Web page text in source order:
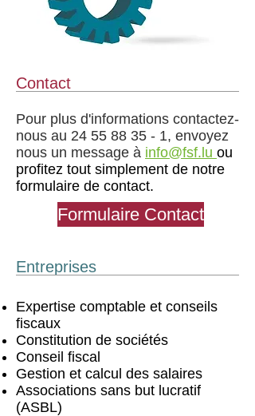
Contact
Pour plus d'informations contactez-
nous au 24 55 88 35 - 1, envoyez
nous un message à info@fsf.lu ou
profitez tout simplement de notre
formulaire de contact.
Formulaire Contact
Entreprises
Expertise comptable et conseils
fiscaux
Constitution de sociétés
Conseil fiscal
Gestion et calcul des salaires
Associations sans but lucratif
(ASBL)